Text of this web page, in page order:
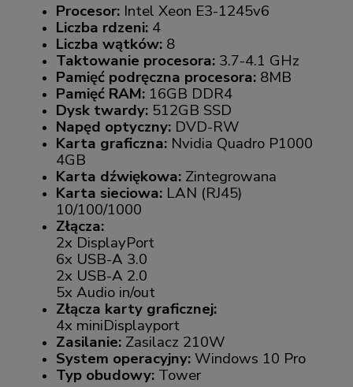
Procesor: Intel Xeon E3-1245v6
Liczba rdzeni: 4
Liczba wątków: 8
Taktowanie procesora: 3.7-4.1 GHz
Pamięć podręczna procesora: 8MB
Pamięć RAM: 16GB DDR4
Dysk twardy: 512GB SSD
Napęd optyczny: DVD-RW
Karta graficzna: Nvidia Quadro P1000
4GB
Karta dźwiękowa: Zintegrowana
Karta sieciowa: LAN (RJ45)
10/100/1000
Złącza:
2x DisplayPort
6x USB-A 3.0
2x USB-A 2.0
5x Audio in/out
Złącza karty graficznej:
4x miniDisplayport
Zasilanie: Zasilacz 210W
System operacyjny:Windows 10 Pro
Typ obudowy: Tower